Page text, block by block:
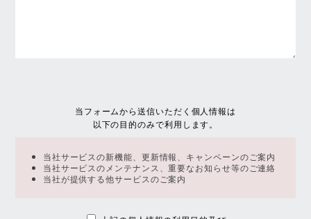
当フォームから送信いただく個人情報は
以下の目的のみで利用します。
当社サービスの新機能、更新情報、キャンペーンのご案内
当社サービスのメンテナンス、重要なお知らせ等のご連絡
当社が提供する他サービスのご案内